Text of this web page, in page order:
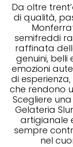
Da oltre
di qualità,
semifreddi
raffinata
genuini,
emozioni
di
che rendono
Scegliere
Gelateria
artigianale
sempre
nel